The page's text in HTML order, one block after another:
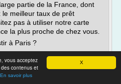
X
vous acceptez
contenus et
En savoir plus
partie de la France, dont
le meilleur taux de prêt
pas à utiliser notre carte
la plus proche de chez vous.
à Paris ?